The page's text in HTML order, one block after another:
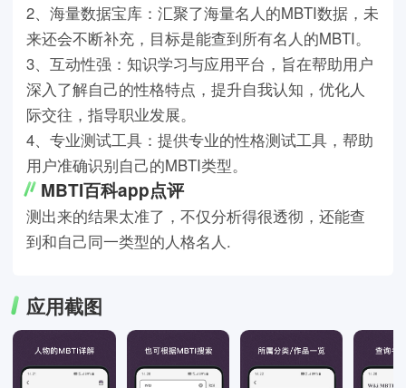
2、海量数据宝库：汇聚了海量名人的MBTI数据，未
来还会不断补充，目标是能查到所有名人的MBTI。
3、互动性强：知识学习与应用平台，旨在帮助用户
深入了解自己的性格特点，提升自我认知，优化人
际交往，指导职业发展。
4、专业测试工具：提供专业的性格测试工具，帮助
用户准确识别自己的MBTI类型。
MBTI百科app点评
测出来的结果太准了，不仅分析得很透彻，还能查
到和自己同一类型的人格名人.
应用截图